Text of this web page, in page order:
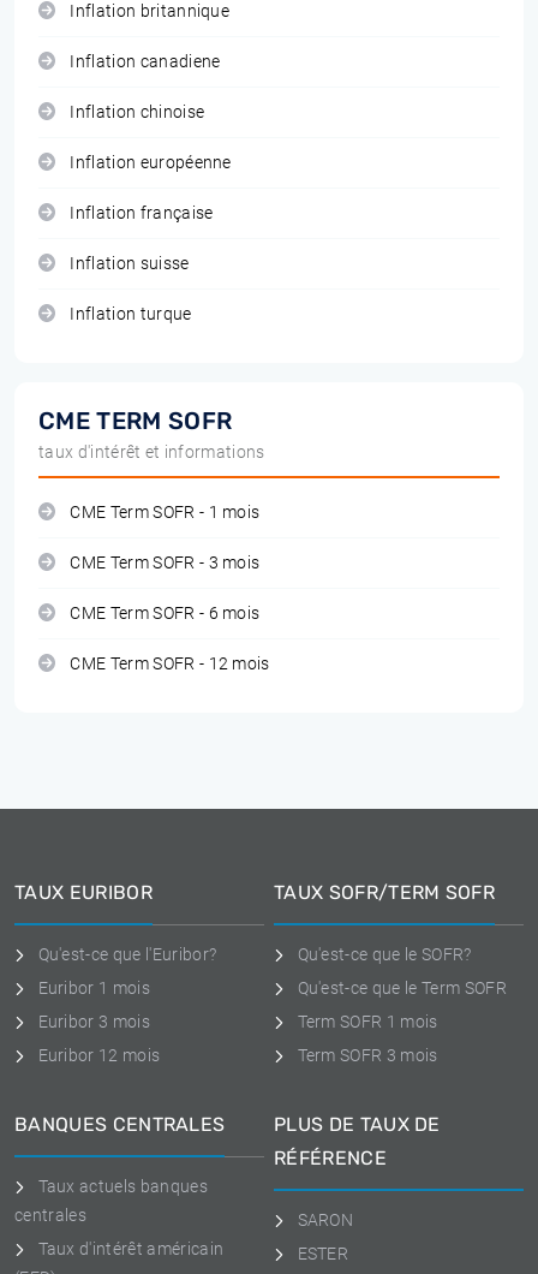
Inflation britannique
Inflation canadiene
Inflation chinoise
Inflation européenne
Inflation française
Inflation suisse
Inflation turque
CME TERM SOFR
taux d'intérêt et informations
CME Term SOFR - 1 mois
CME Term SOFR - 3 mois
CME Term SOFR - 6 mois
CME Term SOFR - 12 mois
TAUX EURIBOR
Qu'est-ce que l'Euribor?
Euribor 1 mois
Euribor 3 mois
Euribor 12 mois
TAUX SOFR/TERM SOFR
Qu'est-ce que le SOFR?
Qu'est-ce que le Term SOFR
Term SOFR 1 mois
Term SOFR 3 mois
BANQUES CENTRALES
Taux actuels banques
centrales
Taux d'intérêt américain
PLUS DE TAUX DE
RÉFÉRENCE
SARON
ESTER